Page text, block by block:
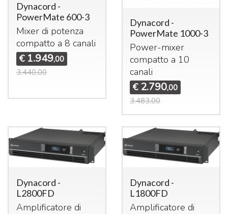
Dynacord -
PowerMate 600-3
Mixer di potenza
compatto a 8 canali
€ 1.949,00
3.440,00
Dynacord -
PowerMate 1000-3
Power-mixer
compatto a 10
canali
€ 2.790,00
3.483,00
Dynacord -
L2800FD
Amplificatore di
Dynacord -
L1800FD
Amplificatore di